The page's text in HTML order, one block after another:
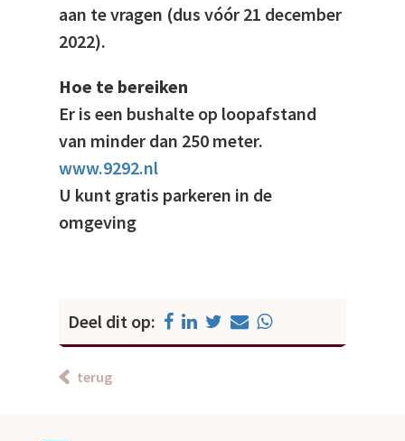
aan te vragen (dus vóór 21 december
2022).
Hoe te bereiken
Er is een bushalte op loopafstand
van minder dan 250 meter.
www.9292.nl
U kunt gratis parkeren in de
omgeving
Deel dit op:
terug